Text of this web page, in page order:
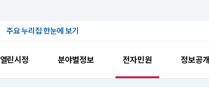
주요 누리집 한눈에 보기
열린시정 분야별정보 전자민원 정보공개